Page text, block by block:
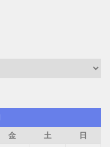
金 土
日